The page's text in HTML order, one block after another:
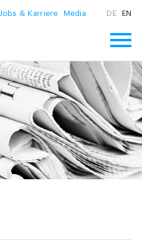
Jobs & Karriere Media DE EN